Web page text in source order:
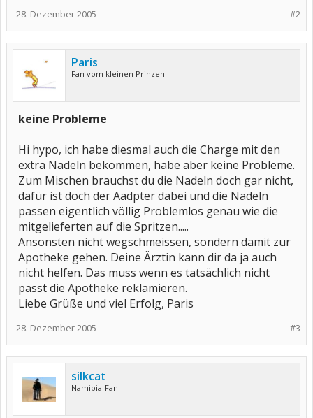
#2
28. Dezember 2005
Paris
Fan vom kleinen Prinzen..
keine Probleme
Hi hypo, ich habe diesmal auch die Charge mit den
extra Nadeln bekommen, habe aber keine Probleme.
Zum Mischen brauchst du die Nadeln doch gar nicht,
dafür ist doch der Aadpter dabei und die Nadeln
passen eigentlich völlig Problemlos genau wie die
mitgelieferten auf die Spritzen.....
Ansonsten nicht wegschmeissen, sondern damit zur
Apotheke gehen. Deine Ärztin kann dir da ja auch
nicht helfen. Das muss wenn es tatsächlich nicht
passt die Apotheke reklamieren.
Liebe Grüße und viel Erfolg, Paris
#3
28. Dezember 2005
silkcat
Namibia-Fan